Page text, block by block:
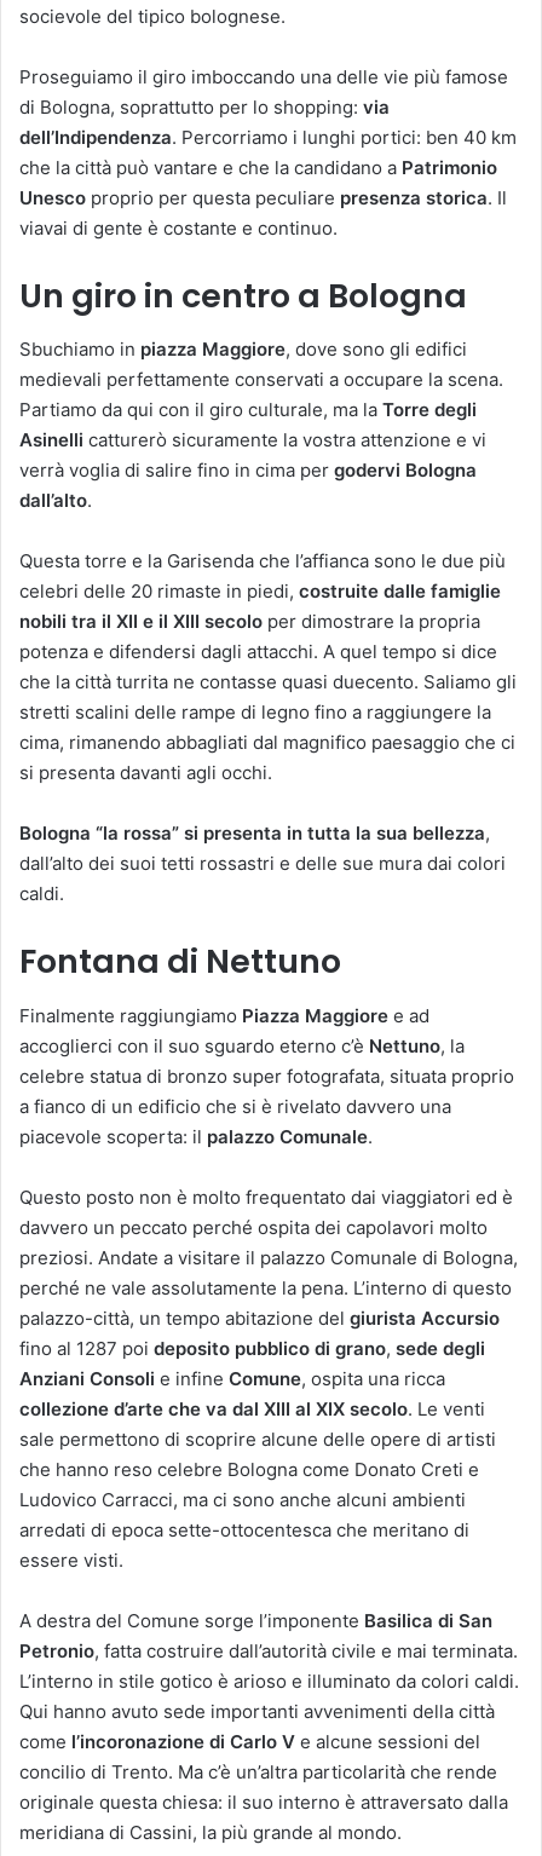
socievole del tipico bolognese.
Proseguiamo il giro imboccando una delle vie più famose
di Bologna, soprattutto per lo shopping: via
dell’Indipendenza. Percorriamo i lunghi portici: ben 40 km
che la città può vantare e che la candidano a Patrimonio
Unesco proprio per questa peculiare presenza storica. Il
viavai di gente è costante e continuo.
Un giro in centro a Bologna
Sbuchiamo in piazza Maggiore, dove sono gli edifici
medievali perfettamente conservati a occupare la scena.
Partiamo da qui con il giro culturale, ma la Torre degli
Asinelli catturerò sicuramente la vostra attenzione e vi
verrà voglia di salire fino in cima per godervi Bologna
dall’alto.
Questa torre e la Garisenda che l’affianca sono le due più
celebri delle 20 rimaste in piedi, costruite dalle famiglie
nobili tra il XII e il XIII secolo per dimostrare la propria
potenza e difendersi dagli attacchi. A quel tempo si dice
che la città turrita ne contasse quasi duecento. Saliamo gli
stretti scalini delle rampe di legno fino a raggiungere la
cima, rimanendo abbagliati dal magnifico paesaggio che ci
si presenta davanti agli occhi.
Bologna “la rossa” si presenta in tutta la sua bellezza,
dall’alto dei suoi tetti rossastri e delle sue mura dai colori
caldi.
Fontana di Nettuno
Finalmente raggiungiamo Piazza Maggiore e ad
accoglierci con il suo sguardo eterno c’è Nettuno, la
celebre statua di bronzo super fotografata, situata proprio
a fianco di un edificio che si è rivelato davvero una
piacevole scoperta: il palazzo Comunale.
Questo posto non è molto frequentato dai viaggiatori ed è
davvero un peccato perché ospita dei capolavori molto
preziosi. Andate a visitare il palazzo Comunale di Bologna,
perché ne vale assolutamente la pena. L’interno di questo
palazzo-città, un tempo abitazione del giurista Accursio
fino al 1287 poi deposito pubblico di grano, sede degli
Anziani Consoli e infine Comune, ospita una ricca
collezione d’arte che va dal XIII al XIX secolo. Le venti
sale permettono di scoprire alcune delle opere di artisti
che hanno reso celebre Bologna come Donato Creti e
Ludovico Carracci, ma ci sono anche alcuni ambienti
arredati di epoca sette-ottocentesca che meritano di
essere visti.
A destra del Comune sorge l’imponente Basilica di San
Petronio, fatta costruire dall’autorità civile e mai terminata.
L’interno in stile gotico è arioso e illuminato da colori caldi.
Qui hanno avuto sede importanti avvenimenti della città
come l’incoronazione di Carlo V e alcune sessioni del
concilio di Trento. Ma c’è un’altra particolarità che rende
originale questa chiesa: il suo interno è attraversato dalla
meridiana di Cassini, la più grande al mondo.